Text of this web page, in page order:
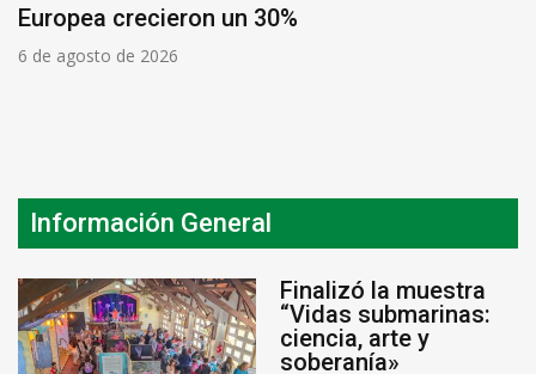
Europea crecieron un 30%
6 de agosto de 2026
Información General
Finalizó la muestra
“Vidas submarinas:
ciencia, arte y
soberanía»